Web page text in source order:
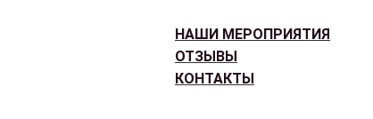
НАШИ МЕРОПРИЯТИЯ
ОТЗЫВЫ
КОНТАКТЫ